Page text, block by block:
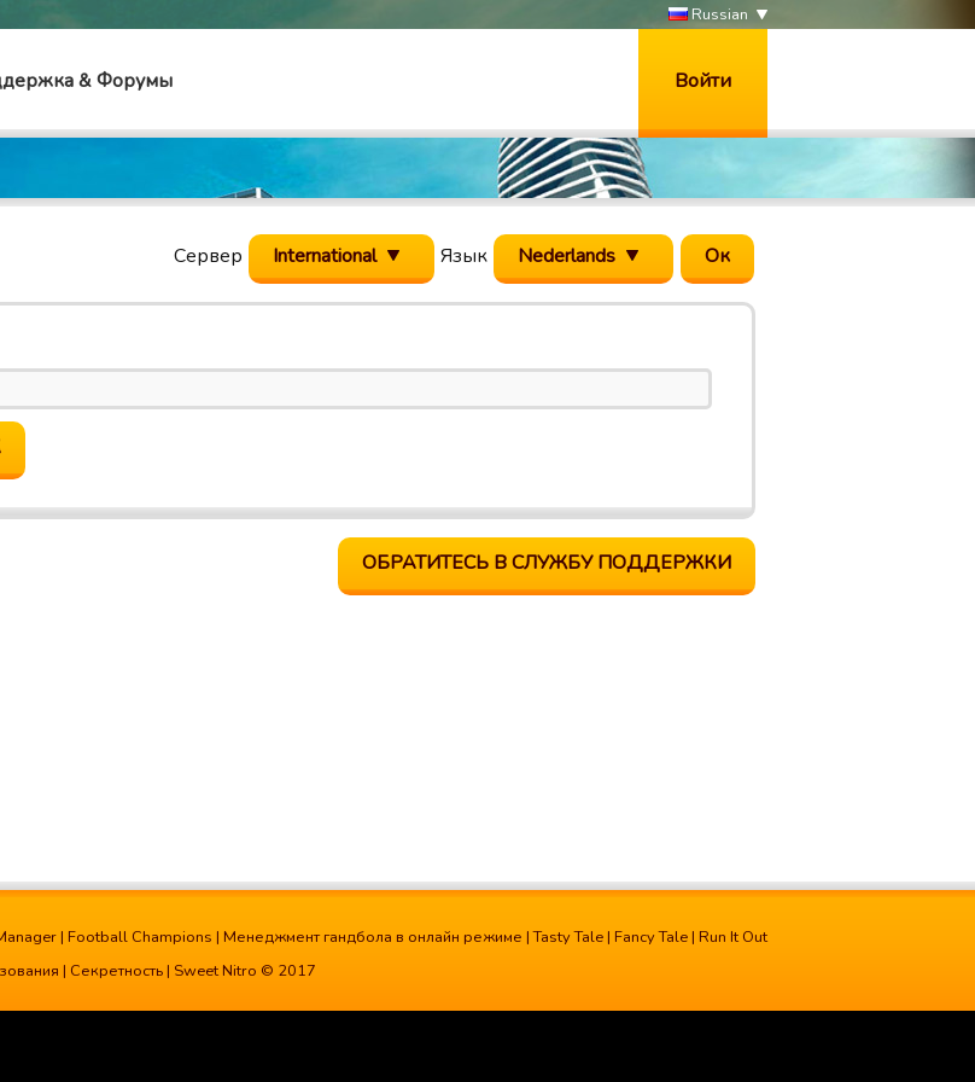
Russian
& Форумы Войти
Сервер International Язык Nederlands
ОБРАТИТЕСЬ В СЛУЖБУ ПОДДЕРЖКИ
| Football Champions | Менеджмент гандбола в онлайн режиме |Tasty Tale | Fancy Tale | Run It Out
| Секретность | Sweet Nitro © 2017